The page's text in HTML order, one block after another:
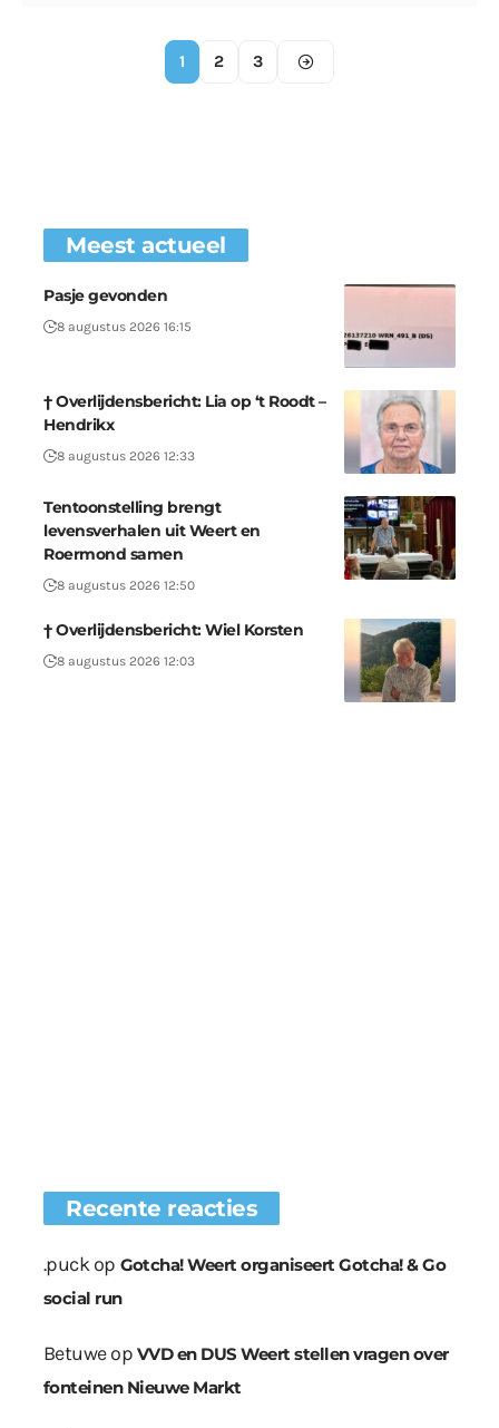
1 2 3
Meest actueel
Pasje gevonden
8 augustus 2026 16:15
† Overlijdensbericht: Lia op ‘t Roodt –
Hendrikx
8 augustus 2026 12:33
Tentoonstelling brengt
levensverhalen uit Weert en
Roermond samen
8 augustus 2026 12:50
† Overlijdensbericht: Wiel Korsten
8 augustus 2026 12:03
Recente reacties
.puckop Gotcha! Weert organiseert Gotcha! & Go
social run
Betuweop VVD en DUS Weert stellen vragen over
fonteinen Nieuwe Markt